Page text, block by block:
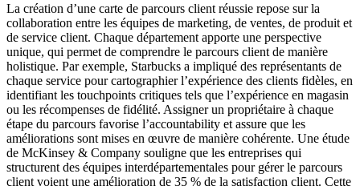
La création d’une carte de parcours client réussie repose sur la
collaboration entre les équipes de marketing, de ventes, de produit et
de service client. Chaque département apporte une perspective
unique, qui permet de comprendre le parcours client de manière
holistique. Par exemple, Starbucks a impliqué des représentants de
chaque service pour cartographier l’expérience des clients fidèles, en
identifiant les touchpoints critiques tels que l’expérience en magasin
ou les récompenses de fidélité. Assigner un propriétaire à chaque
étape du parcours favorise l’accountability et assure que les
améliorations sont mises en œuvre de manière cohérente. Une étude
de McKinsey & Company souligne que les entreprises qui
structurent des équipes interdépartementales pour gérer le parcours
client voient une amélioration de 35 % de la satisfaction client. Cette